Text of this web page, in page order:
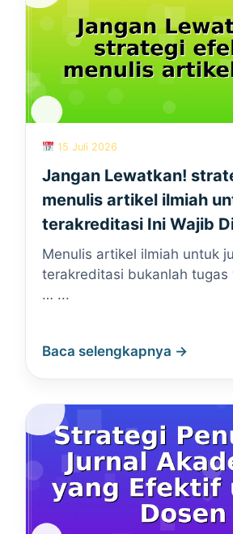
15 Juli 2026
Jangan Lewatkan!
menulis artikel ilmiah
terakreditasi Ini Wajib
Menulis artikel ilmiah untuk
terakreditasi bukanlah tugas
… ...
Baca selengkapnya →